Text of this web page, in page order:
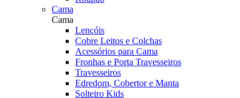
Cama
Cama
Lençóis
Cobre Leitos e Colchas
Acessórios para Cama
Fronhas e Porta Travesseiros
Travesseiros
Edredom, Cobertor e Manta
Solteiro Kids